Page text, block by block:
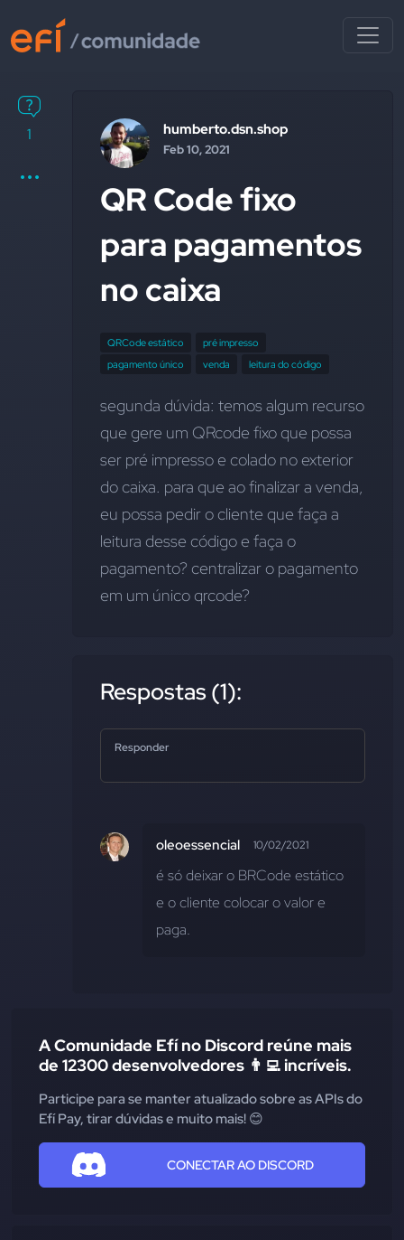
1 humberto.dsn.shop
Feb 10, 2021
QR Code fixo
para pagamentos
no caixa
QRCode estático
pré impresso
pagamento único
venda leitura do código
segunda dúvida: temos algum recurso
que gere um QRcode fixo que possa
ser pré impresso e colado no exterior
do caixa. para que ao finalizar a venda,
eu possa pedir o cliente que faça a
leitura desse código e faça o
pagamento? centralizar o pagamento
em um único qrcode?
Respostas (1):
Responder
oleoessencial 10/02/2021
é só deixar o BRCode estático
e o cliente colocar o valor e
paga.
A Comunidade Efí no Discord reúne mais
de 12300 desenvolvedores 👨‍💻 incríveis.
Participe para se manter atualizado sobre as APIs do
Efí Pay, tirar dúvidas e muito mais! 😊
CONECTAR AO DISCORD